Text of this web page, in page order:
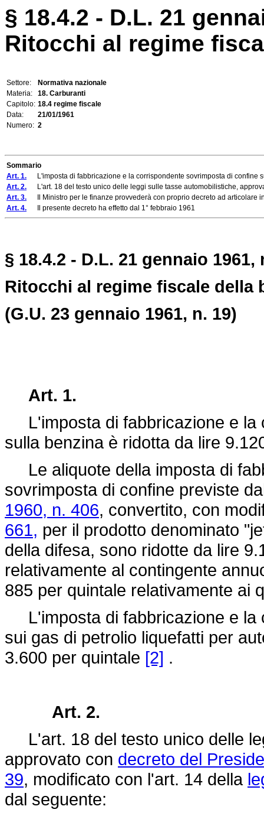
§ 18.4.2 - D.L. 21
Ritocchi al regime
Settore:
Normativa nazionale
Materia:
18. Carburanti
Capitolo: 18.4 regime fiscale
Data:
21/01/1961
Numero: 2
Sommario
Art. 1. L'imposta di fabbricazione e la corrispondente sovrimposta di confine
Art. 2. L'art. 18 del testo unico delle leggi sulle tasse automobilistiche,
Art. 3. Il Ministro per le finanze provvederà con proprio decreto ad articolare
Art. 4. Il presente decreto ha effetto dal 1° febbraio 1961
§ 18.4.2 - D.L. 21 gennaio 1961,
Ritocchi al regime fiscale della
(G.U. 23 gennaio 1961, n. 19)
Art. 1.
L'imposta di fabbricazione e la
sulla benzina è ridotta da lire
Le aliquote della imposta di
sovrimposta di confine previste
1960, n. 406, convertito, con
661, per il prodotto denominato
della difesa, sono ridotte da lire
relativamente al contingente
885 per quintale relativamente ai
L'imposta di fabbricazione e la
sui gas di petrolio liquefatti per
3.600 per quintale [2] .
Art. 2.
L'art. 18 del testo unico delle
approvato con decreto del
39, modificato con l'art. 14 della
dal seguente: